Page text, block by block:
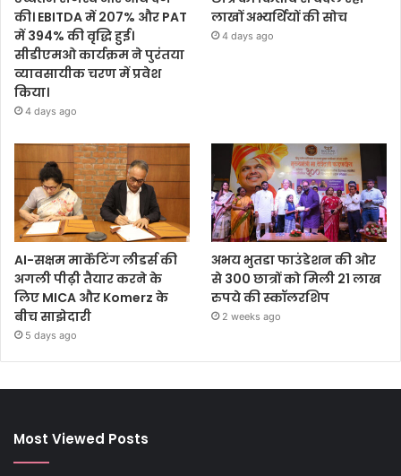
की। EBITDA में 207% और PAT
में 394% की वृद्धि हुई।
सीडीएमओ कार्यक्रम ने पुरंतया
व्यावसायीक चरण में प्रवेश
किया।
4 days ago
लाखों अभ्यर्थियों की सोच
4 days ago
AI-सक्षम मार्केटिंग लीडर्स की
अगली पीढ़ी तैयार करने के
लिए MICA और Komerz के
बीच साझेदारी
5 days ago
अभय भुतडा फाउंडेशन की ओर
से 300 छात्रों को मिली 21 लाख
रुपये की स्कॉलरशिप
2 weeks ago
Most Viewed Posts